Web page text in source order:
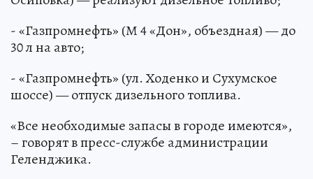
- «Газпромнефть» (М 4 «Дон», объездная) — до
30 л на авто;
- «Газпромнефть» (ул. Ходенко и Сухумское
шоссе) — отпуск дизельного топлива.
«Все необходимые запасы в городе имеются»,
– говорят в пресс-службе администрации
Геленджика.